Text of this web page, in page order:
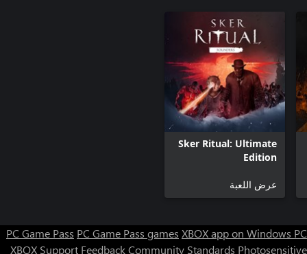
Sker Ritual: Ultimate
Edition
عرض اللعبة
PC Game Pass PC Game Pass games XBOX app on Windows PC
XBOX Support FeedbackCommunity Standards Photosensitive